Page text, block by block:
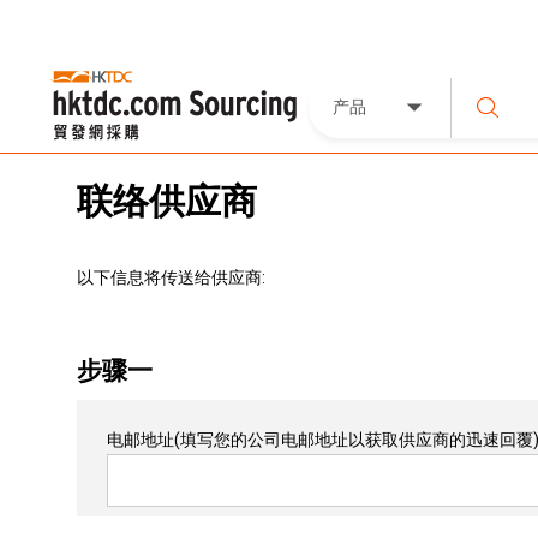
产品
联络供应商
以下信息将传送给供应商:
步骤一
电邮地址(填写您的公司电邮地址以获取供应商的迅速回覆)